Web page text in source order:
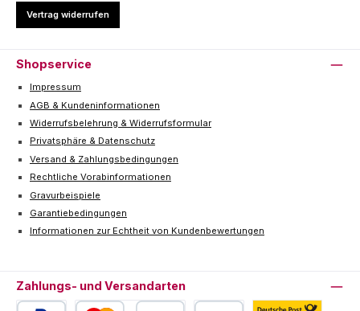
Vertrag widerrufen
Shopservice
Impressum
AGB & Kundeninformationen
Widerrufsbelehrung & Widerrufsformular
Privatsphäre & Datenschutz
Versand & Zahlungsbedingungen
Rechtliche Vorabinformationen
Gravurbeispiele
Garantiebedingungen
Informationen zur Echtheit von Kundenbewertungen
Zahlungs- und Versandarten